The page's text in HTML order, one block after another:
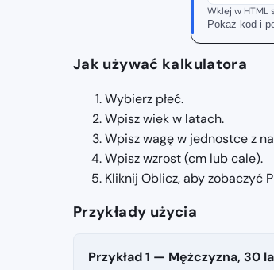
Wklej w HTML
Pokaż kod i
Jak używać kalkulatora
Wybierz płeć.
Wpisz wiek w latach.
Wpisz wagę w jednostce z
Wpisz wzrost (cm lub cale).
Kliknij Oblicz, aby zobaczyć
Przykłady użycia
Przykład 1 — Mężczyzna, 30